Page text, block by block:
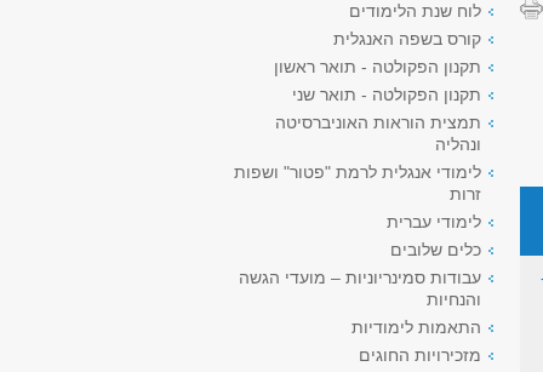
לוח שנת הלימודים
קורס בשפה האנגלית
תקנון הפקולטה - תואר ראשון
תקנון הפקולטה - תואר שני
תמצית הוראות האוניברסיטה
ונהליה
לימודי אנגלית לרמת "פטור" ושפות
זרות
לימודי עברית
כלים שלובים
עבודות סמינריוניות – מועדי הגשה
והנחיות
התאמות לימודיות
מזכירויות החוגים